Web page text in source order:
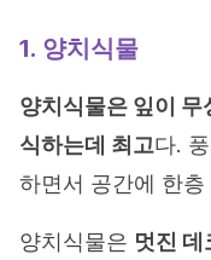
1. 양치식물
양치식물은 잎이
식하는데 최고다.
하면서 공간에 한층
양치식물은 멋진